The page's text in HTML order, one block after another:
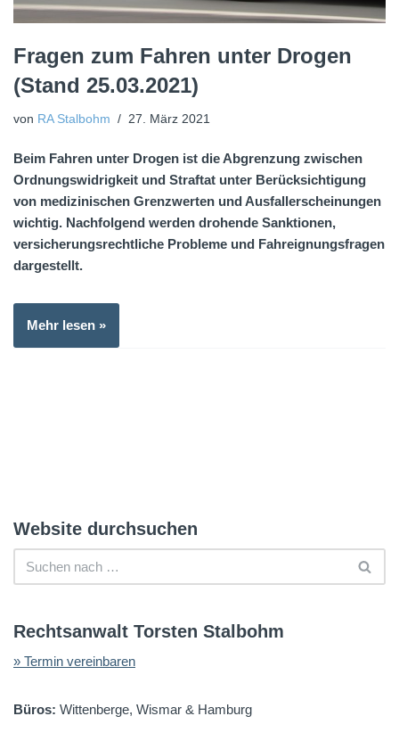
Fragen zum Fahren unter Drogen
(Stand 25.03.2021)
von RA Stalbohm 27. März 2021
Beim Fahren unter Drogen ist die Abgrenzung zwischen
Ordnungswidrigkeit und Straftat unter Berücksichtigung
von medizinischen Grenzwerten und Ausfallerscheinungen
wichtig. Nachfolgend werden drohende Sanktionen,
versicherungsrechtliche Probleme und Fahreignungsfragen
dargestellt.
Mehr lesen »
Website durchsuchen
Rechtsanwalt Torsten Stalbohm
» Termin vereinbaren
Büros: Wittenberge, Wismar & Hamburg